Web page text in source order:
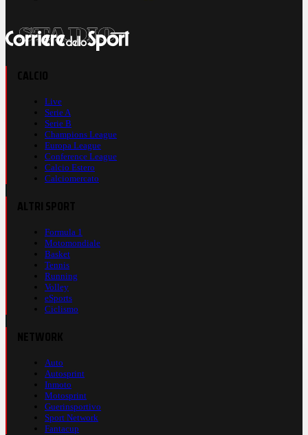
Live
Serie A
Serie B
Champions League
Europa League
Conference League
Calcio Estero
Calciomercato
Formula 1
Motomondiale
Basket
Tennis
Running
Volley
eSports
Ciclismo
Auto
Autosprint
Inmoto
Motosprint
Guerinsportivo
Sport Network
Fantacup